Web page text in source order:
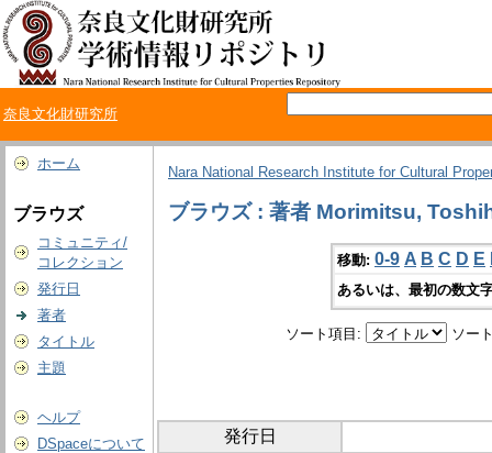
奈良文化財研究所
ホーム
ブラウズ
コミュニティ/
コレクション
発行日
著者
タイトル
主題
ヘルプ
DSpaceについて
Nara National Research Institute for Cultural
ブラウズ : 著者 Morimitsu,
移動: 0-9 A B C D E
あるいは、最初の数文
ソート項目: ソー
発行日